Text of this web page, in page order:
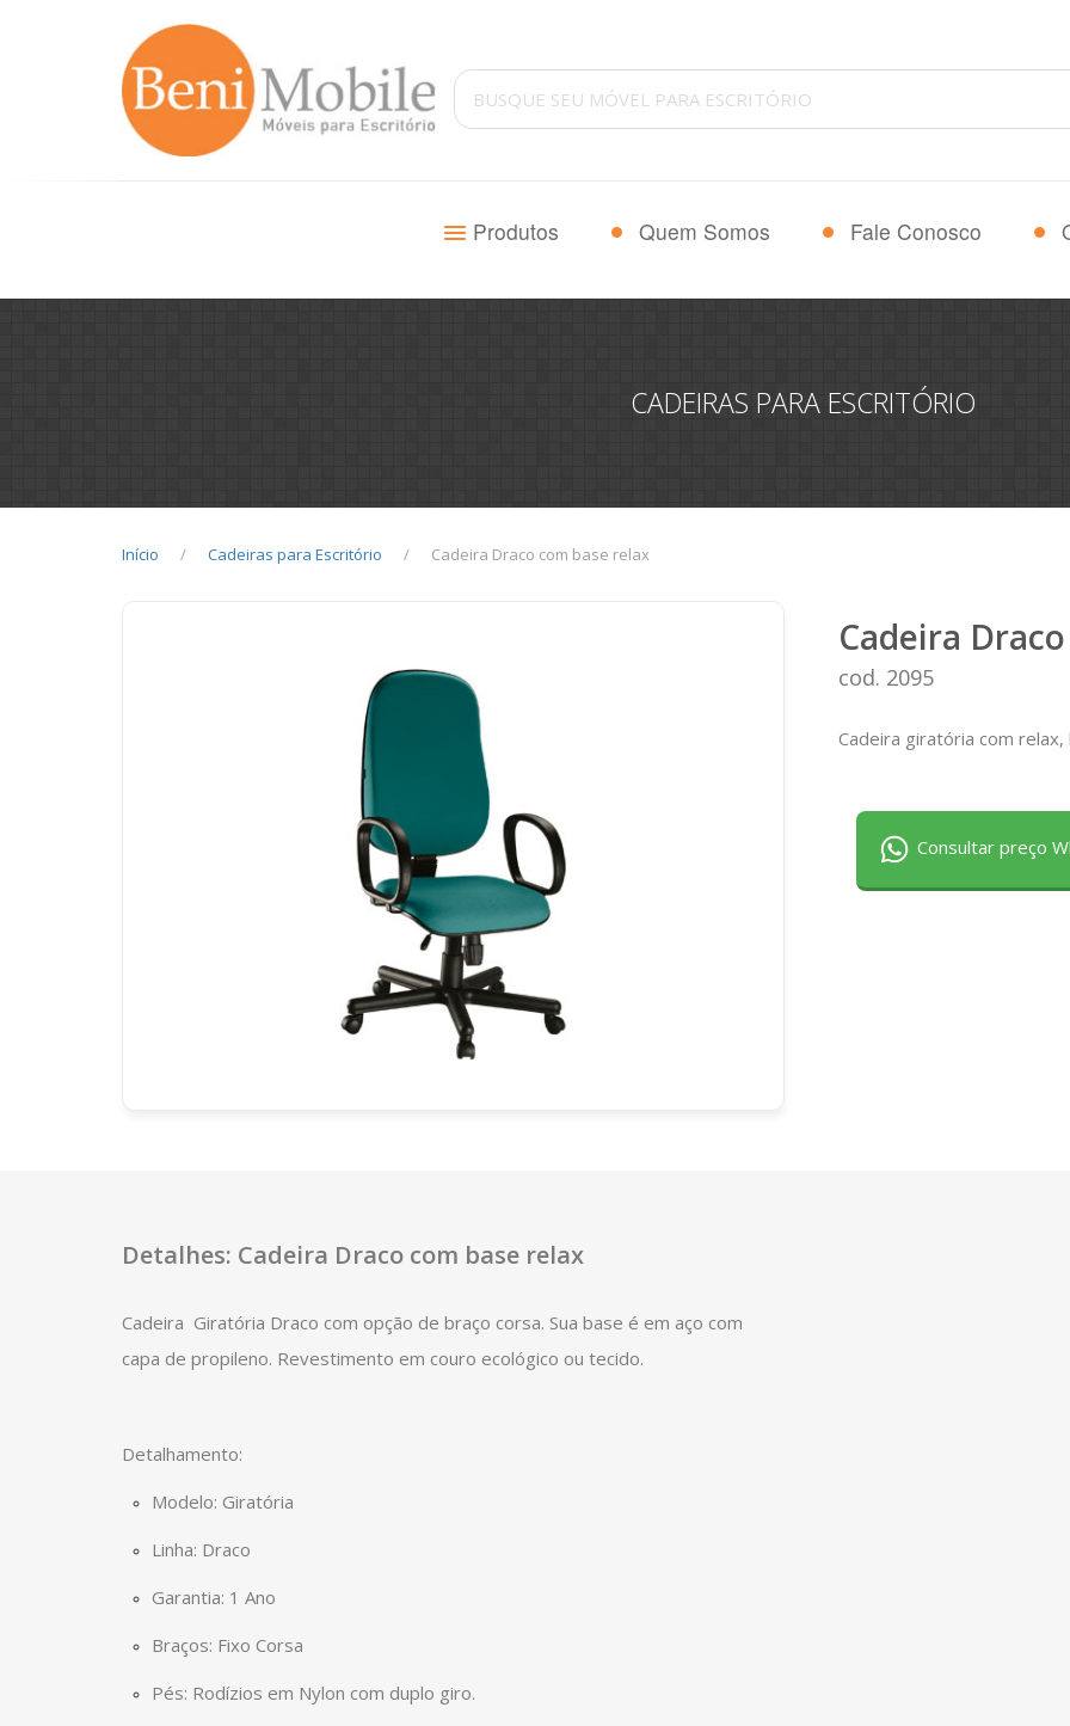
Produtos Quem Somos Fale Conosco
CADEIRAS PARA ESCRITÓRIO
Início Cadeiras para Escritório Cadeira Draco com base relax
Cadeira
cod. 2095
Cadeira giratória com
Consultar preço
Detalhes: Cadeira Draco com base relax
Cadeira Giratória Draco com opção de braço corsa. Sua base é em aço com
capa de propileno. Revestimento em couro ecológico ou tecido.
Detalhamento:
Modelo: Giratória
Linha: Draco
Garantia: 1 Ano
Braços: Fixo Corsa
Pés: Rodízios em Nylon com duplo giro.